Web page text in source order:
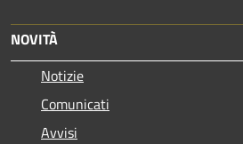
NOVITÀ
Notizie
Comunicati
Avvisi